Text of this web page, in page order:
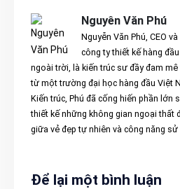
Nguyên Văn Phú
Nguyễn Văn Phú, CEO
công ty thiết kế hàng
ngoài trời, là kiến trúc sư đầy đam
từ một trường đại học hàng đầu Việt
Kiến trúc, Phú đã cống hiến phần lớn
thiết kế những không gian ngoại thất
giữa vẻ đẹp tự nhiên và công năng sử
Để lại một bình luận